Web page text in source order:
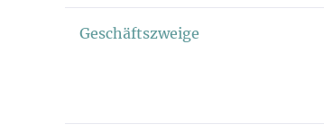
Geschäftszweige